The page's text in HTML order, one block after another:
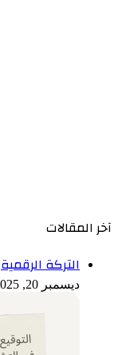
آخر المقالات
التركة الرقمية
ديسمبر 20, 2025